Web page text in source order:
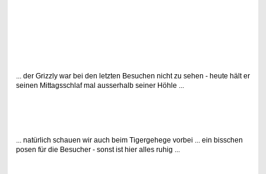
... der Grizzly war bei den letzten Besuchen nicht zu sehen - heute hält er
seinen Mittagsschlaf mal ausserhalb seiner Höhle ...
... natürlich schauen wir auch beim Tigergehege vorbei ... ein bisschen
posen für die Besucher - sonst ist hier alles ruhig ...